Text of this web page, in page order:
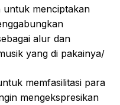
untuk menciptakan
alur dan
yang di pakainya/
memfasilitasi para
mengekspresikan